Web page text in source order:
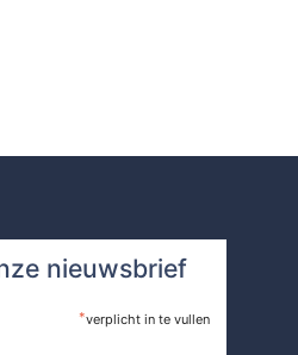
nieuwsbrief
*verplicht in te vullen